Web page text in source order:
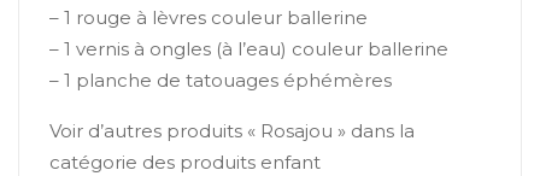
– 1 rouge à lèvres couleur ballerine
– 1 vernis à ongles (à l’eau) couleur ballerine
– 1 planche de tatouages éphémères
Voir d’autres produits « Rosajou » dans la
catégorie des produits enfant